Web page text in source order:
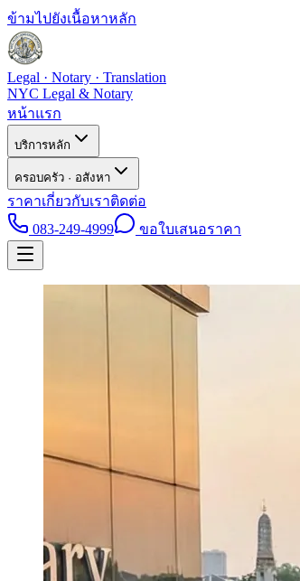
ข้ามไปยังเนื้อหาหลัก
Legal · Notary · Translation
NYC Legal & Notary
หน้าแรก
บริการหลัก
ครอบครัว · อสังหา
ราคาเกี่ยวกับเราติดต่อ
083-249-4999
ขอใบเสนอราคา